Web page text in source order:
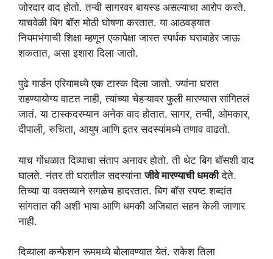
जोरदार वाद होतो. तन्वी सागरवर बायस्ड असल्याचा आरोप करते.
याचवेळी बिग बॉस मोठी घोषणा करतात. या आठवड्यात
नियमभंगाची शिक्षा म्हणून एकापेक्षा जास्त स्पर्धक घराबाहेर जाऊ
शकतात, असा इशारा दिला जातो.
पुढे गार्डन एरियामध्ये एक टास्क दिला जातो. ज्यांना घरात
राहण्यायोग्य वाटत नाही, त्यांच्या चेहऱ्यावर फुली मारण्यास सांगितलं
जातं. या टास्कदरम्यान अनेक वाद होतात. सागर, तन्वी, ओमकार,
दीपाली, रुचिता, आयुष आणि इतर सदस्यांमध्ये तणाव वाढतो.
याच गोंधळात दिव्याचा संताप अनावर होतो. ती थेट बिग बॉसशी वाद
घालते. नंतर ती घरातील सदस्यांनाजीवे मारण्याची धमकीदेते.
तिच्या या वक्तव्याने सगळेच हादरतात. बिग बॉस स्पष्ट शब्दांत
सांगतात की अशी भाषा आणि धमकी अजिबात सहन केली जाणार
नाही.
दिव्याला कन्फेशन रूममध्ये बोलावण्यात येतं. राकेश तिला